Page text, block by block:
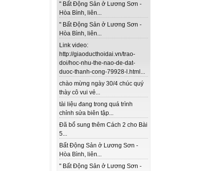
" Bất Động Sản ở Lương Sơn -
Hòa Bình, liên...
" Bất Động Sản ở Lương Sơn -
Hòa Bình, liên...
Link video:
http://giaoducthoidai.vn/trao-
doi/hoc-nhu-the-nao-de-dat-
duoc-thanh-cong-79928-l.html...
chào mừng ngày 30/4 chúc quý
thày cô vui vẻ...
tài liệu đang trong quá trình
chỉnh sửa biên tập...
Đã bổ sung thêm Cách 2 cho Bài
5...
Bất Động Sản ở Lương Sơn -
Hòa Bình, liên...
" Bất Động Sản ở Lương Sơn -